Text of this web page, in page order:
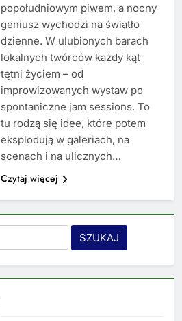
popołudniowym piwem, a nocny
geniusz wychodzi na światło
dzienne. W ulubionych barach
lokalnych twórców każdy kąt
tętni życiem – od
improwizowanych wystaw po
spontaniczne jam sessions. To
tu rodzą się idee, które potem
eksplodują w galeriach, na
scenach i na ulicznych…
Czytaj więcej